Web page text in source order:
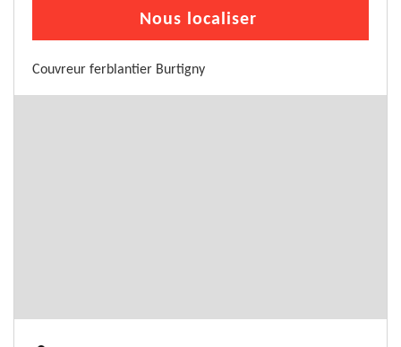
Nous localiser
Couvreur ferblantier Burtigny